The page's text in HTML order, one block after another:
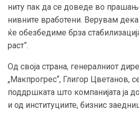
ниту пак да се доведе во
нивните вработени. Верувам
ќе обезбедиме брза
раст“.
Од своја страна, генералниот
„Макпрогрес“, Глигор Цветанов,
поддршката што компанијата ја
и од институциите, бизнис